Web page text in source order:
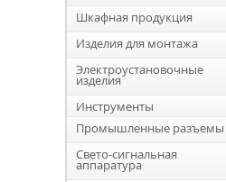
Шкафная продукция
Изделия для монтажа
Электроустановочные
изделия
Инструменты
Промышленные разъемы
Свето-сигнальная
аппаратура